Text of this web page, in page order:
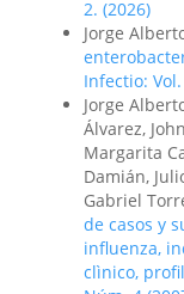
2. (2026)
Jorge
Infectio:
Jorge
Álvarez,
Margarita
Damián,
Gabriel
de casos y
influenza,
clìnico,